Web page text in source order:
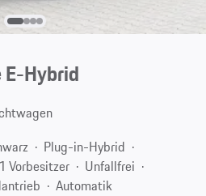
E-Hybrid
Plug-in-Hybrid
1 Vorbesitzer
Unfallfrei
Automatik